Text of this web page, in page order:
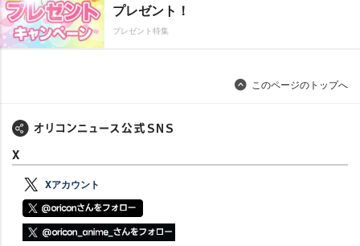
プレゼント！
プレゼント特集
このページのトップへ
X
Xアカウント